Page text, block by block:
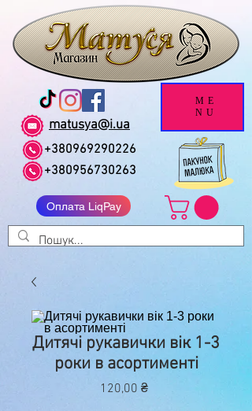
matusya@i.ua
+380969290226
+380956730263
Оплата LiqPay
ME
NU
Дитячі рукавички вік 1-3
роки в асортименті
120,00 ₴Ціна